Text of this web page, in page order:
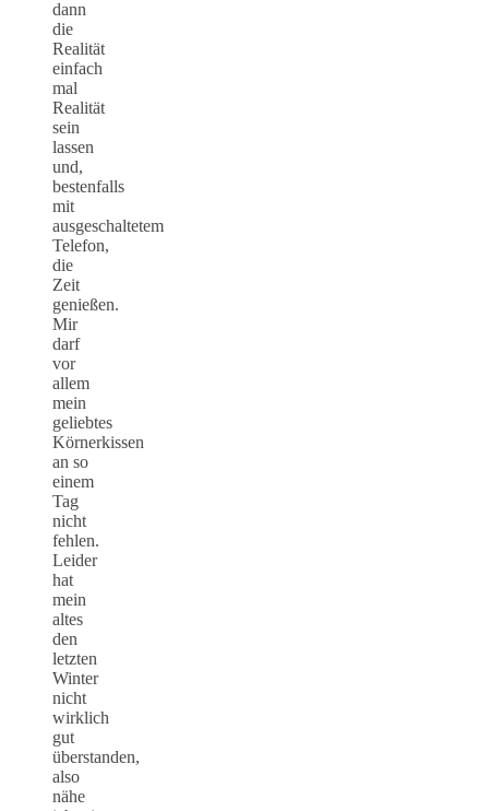
dann
die
Realität
einfach
mal
Realität
sein
lassen
und,
bestenfalls
mit
ausgeschaltetem
Telefon,
die
Zeit
genießen.
Mir
darf
vor
allem
mein
geliebtes
Körnerkissen
an so
einem
Tag
nicht
fehlen.
Leider
hat
mein
altes
den
letzten
Winter
nicht
wirklich
gut
überstanden,
also
nähe